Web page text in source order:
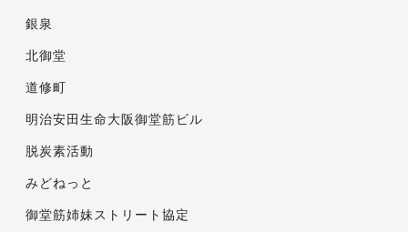
銀泉
北御堂
道修町
明治安田生命大阪御堂筋ビル
脱炭素活動
みどねっと
御堂筋姉妹ストリート協定